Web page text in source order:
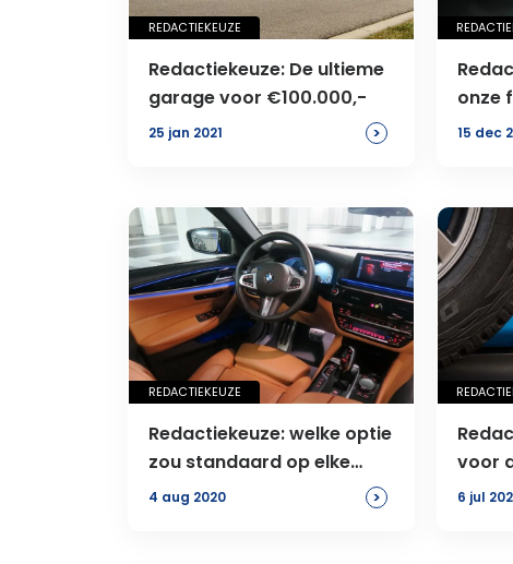
REDACTIEKEUZE
Redactiekeuze: De ultieme
garage voor €100.000,-
25 jan 2021 >
onze
15 dec
REDACTIEKEUZE
Redactiekeuze: welke optie
zou standaard op elke
auto moeten zitten?
4 aug 2020 >
voor
6 jul